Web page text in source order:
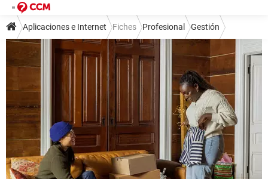
Aplicaciones e Internet Fiches Profesional Gestión